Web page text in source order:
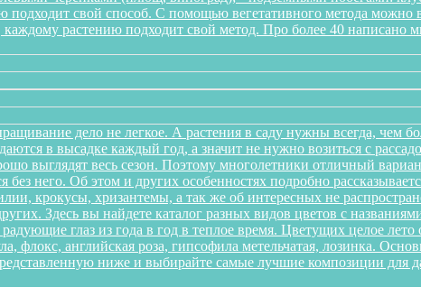
свой способ. С помощью вегетативного метода можно
растению подходит свой метод. Про более 40
дело не легкое. А растения в саду нужны всегда, чем
в высадке каждый год, а значит не нужно возиться с
выглядят весь сезон. Поэтому многолетники отличный
него. Об этом и других особенностях подробно
крокусы, хризантемы, а так же об интересных не
Здесь вы найдете каталог разных видов цветов с
глаз из года в год в теплое время. Цветущих целое
английская роза, гипсофила метельчатая, лозинка.
ниже и выбирайте самые лучшие композиции для